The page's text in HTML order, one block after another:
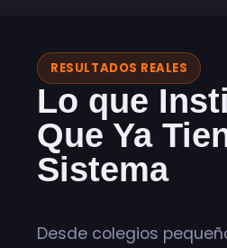
RESULTADOS REALES
Lo que
Que Ya
Sistema
Desde colegios